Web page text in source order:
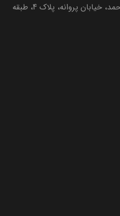
تهران، بزرگراه جلال آل احمد، خیابان پروانه، پلاک 4، طبقه